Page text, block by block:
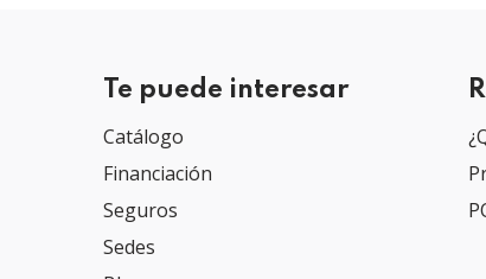
Te puede interesar
Catálogo
Financiación
Seguros
Sedes